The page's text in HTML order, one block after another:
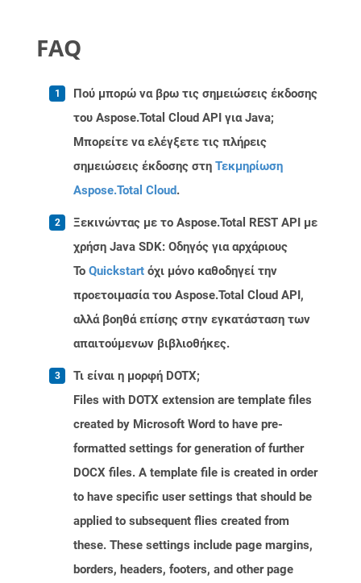
FAQ
Πού μπορώ να βρω τις σημειώσεις έκδοσης
του Aspose.Total Cloud API για Java;
Μπορείτε να ελέγξετε τις πλήρεις
σημειώσεις έκδοσης στη Τεκμηρίωση
Aspose.Total Cloud.
Ξεκινώντας με το Aspose.Total REST API με
χρήση Java SDK: Οδηγός για αρχάριους
Το Quickstart όχι μόνο καθοδηγεί την
προετοιμασία του Aspose.Total Cloud API,
αλλά βοηθά επίσης στην εγκατάσταση των
απαιτούμενων βιβλιοθήκες.
Τι είναι η μορφή DOTX;
Files with DOTX extension are template files
created by Microsoft Word to have pre-
formatted settings for generation of further
DOCX files. A template file is created in order
to have specific user settings that should be
applied to subsequent flies created from
these. These settings include page margins,
borders, headers, footers, and other page